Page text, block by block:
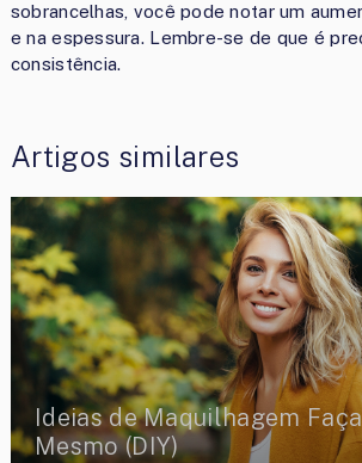
sobrancelhas, você pode notar um
e na espessura. Lembre-se de que é
consistência.
Artigos similares
Ideias de Maquilhagem
Mesmo (DIY)